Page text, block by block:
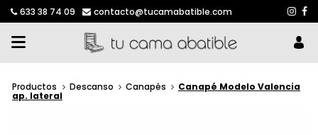
633 38 74 09 contacto@tucamabatible.com
Productos Descanso Canapés Canapé Modelo Valencia
ap. lateral